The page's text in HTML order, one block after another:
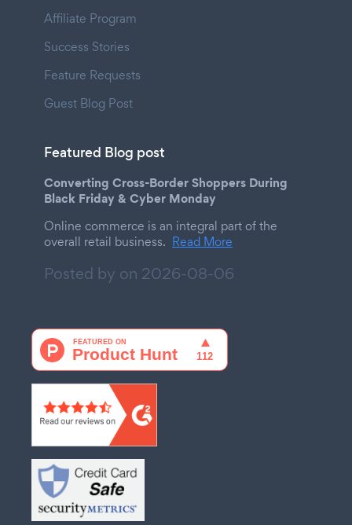
Affiliate Program
Success Stories
Feature Requests
Guest Blog Post
Featured Blog post
Converting Cross-Border Shoppers During
Black Friday & Cyber Monday
Online commerce is an integral part of the
overall retail business. Read More
Posted by on 2026-08-06